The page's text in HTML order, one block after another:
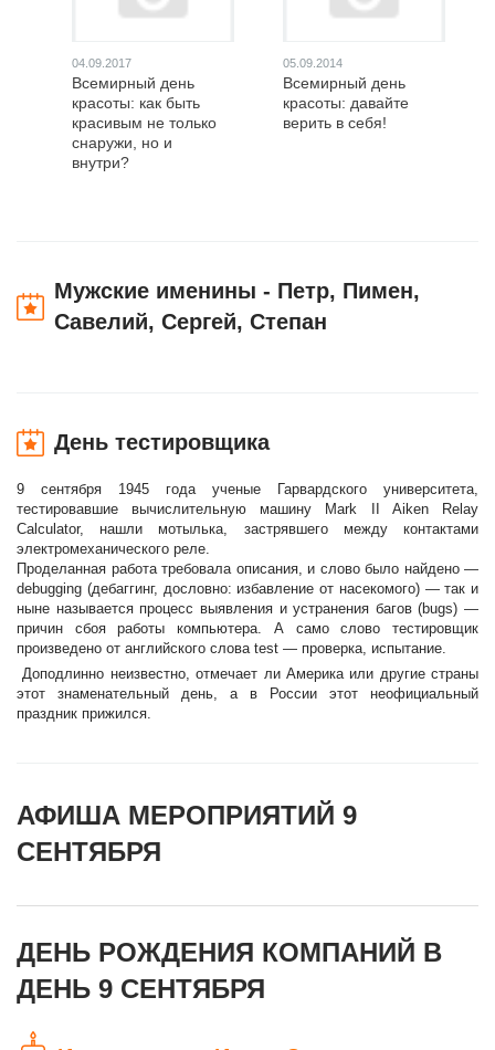
04.09.2017
Всемирный день
красоты: как быть
красивым не только
снаружи, но и
внутри?
05.09.2014
Всемирный день
красоты: давайте
верить в себя!
Мужские именины - Петр, Пимен,
Савелий, Сергей, Степан
День тестировщика
9 сентября 1945 года ученые Гарвардского университета,
тестировавшие вычислительную машину Mark II Aiken Relay
Calculator, нашли мотылька, застрявшего между контактами
электромеханического реле.
Проделанная работа требовала описания, и слово было найдено —
debugging (дебаггинг, дословно: избавление от насекомого) — так и
ныне называется процесс выявления и устранения багов (bugs) —
причин сбоя работы компьютера. А само слово тестировщик
произведено от английского слова test — проверка, испытание.
Доподлинно неизвестно, отмечает ли Америка или другие страны
этот знаменательный день, а в России этот неофициальный
праздник прижился.
АФИША МЕРОПРИЯТИЙ 9
СЕНТЯБРЯ
ДЕНЬ РОЖДЕНИЯ КОМПАНИЙ В
ДЕНЬ 9 СЕНТЯБРЯ